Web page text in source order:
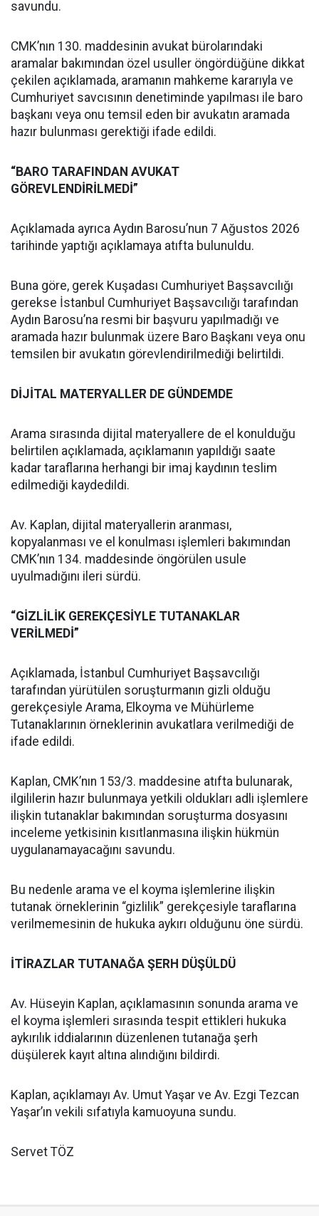
savundu.
CMK’nın 130. maddesinin avukat bürolarındaki
aramalar bakımından özel usuller öngördüğüne dikkat
çekilen açıklamada, aramanın mahkeme kararıyla ve
Cumhuriyet savcısının denetiminde yapılması ile baro
başkanı veya onu temsil eden bir avukatın aramada
hazır bulunması gerektiği ifade edildi.
“BARO TARAFINDAN AVUKAT
GÖREVLENDİRİLMEDİ”
Açıklamada ayrıca Aydın Barosu’nun 7 Ağustos 2026
tarihinde yaptığı açıklamaya atıfta bulunuldu.
Buna göre, gerek Kuşadası Cumhuriyet Başsavcılığı
gerekse İstanbul Cumhuriyet Başsavcılığı tarafından
Aydın Barosu’na resmi bir başvuru yapılmadığı ve
aramada hazır bulunmak üzere Baro Başkanı veya onu
temsilen bir avukatın görevlendirilmediği belirtildi.
DİJİTAL MATERYALLER DE GÜNDEMDE
Arama sırasında dijital materyallere de el konulduğu
belirtilen açıklamada, açıklamanın yapıldığı saate
kadar taraflarına herhangi bir imaj kaydının teslim
edilmediği kaydedildi.
Av. Kaplan, dijital materyallerin aranması,
kopyalanması ve el konulması işlemleri bakımından
CMK’nın 134. maddesinde öngörülen usule
uyulmadığını ileri sürdü.
“GİZLİLİK GEREKÇESİYLE TUTANAKLAR
VERİLMEDİ”
Açıklamada, İstanbul Cumhuriyet Başsavcılığı
tarafından yürütülen soruşturmanın gizli olduğu
gerekçesiyle Arama, Elkoyma ve Mühürleme
Tutanaklarının örneklerinin avukatlara verilmediği de
ifade edildi.
Kaplan, CMK’nın 153/3. maddesine atıfta bulunarak,
ilgililerin hazır bulunmaya yetkili oldukları adli işlemlere
ilişkin tutanaklar bakımından soruşturma dosyasını
inceleme yetkisinin kısıtlanmasına ilişkin hükmün
uygulanamayacağını savundu.
Bu nedenle arama ve el koyma işlemlerine ilişkin
tutanak örneklerinin “gizlilik” gerekçesiyle taraflarına
verilmemesinin de hukuka aykırı olduğunu öne sürdü.
İTİRAZLAR TUTANAĞA ŞERH DÜŞÜLDÜ
Av. Hüseyin Kaplan, açıklamasının sonunda arama ve
el koyma işlemleri sırasında tespit ettikleri hukuka
aykırılık iddialarının düzenlenen tutanağa şerh
düşülerek kayıt altına alındığını bildirdi.
Kaplan, açıklamayı Av. Umut Yaşar ve Av. Ezgi Tezcan
Yaşar’ın vekili sıfatıyla kamuoyuna sundu.
Servet TÖZ